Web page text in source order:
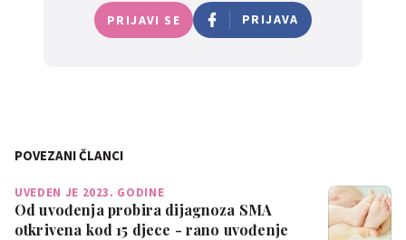
PRIJAVI SE PRIJAVA
POVEZANI ČLANCI
UVEDEN JE 2023. GODINE
Od uvođenja probira dijagnoza SMA
otkrivena kod 15 djece - rano uvođenje